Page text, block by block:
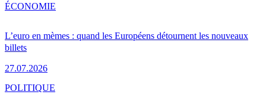
L’euro en mèmes : quand les Européens détournent les nouveaux
billets
27.07.2026
ÉCONOMIE
POLITIQUE